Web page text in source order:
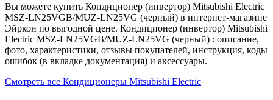
Вы можете купить Кондиционер (инвертор) Mitsubishi Electric
MSZ-LN25VGB/MUZ-LN25VG (черный) в интернет-магазине
Эйркон по выгодной цене. Кондиционер (инвертор) Mitsubishi
Electric MSZ-LN25VGB/MUZ-LN25VG (черный) : описание,
фото, характеристики, отзывы покупателей, инструкция, коды
ошибок (в вкладке документация) и аксессуары.
Смотреть все Кондиционеры Mitsubishi Electric